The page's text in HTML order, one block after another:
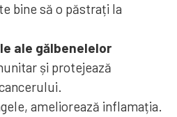
bine să o păstrați la
ale gălbenelelor
și protejează
ameliorează inflamația.